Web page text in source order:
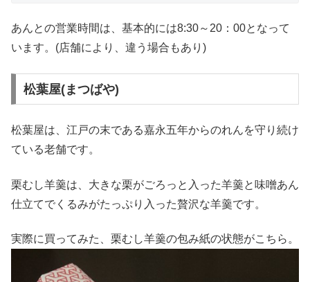
あんとの営業時間は、基本的には8:30～20：00となって
います。(店舗により、違う場合もあり)
松葉屋(まつばや)
松葉屋は、江戸の末である嘉永五年からのれんを守り続け
ている老舗です。
栗むし羊羹は、大きな栗がごろっと入った羊羹と味噌あん
仕立てでくるみがたっぷり入った贅沢な羊羹です。
実際に買ってみた、栗むし羊羹の包み紙の状態がこちら。